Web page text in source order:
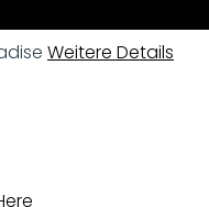
Weitere Details